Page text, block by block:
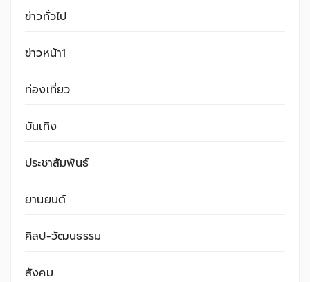
ข่าวทั่วไป
ข่าวหน้า1
ท่องเที่ยว
บันเทิง
ประชาสัมพันธ์
ยานยนต์
ศิลป-วัฒนธรรม
สังคม